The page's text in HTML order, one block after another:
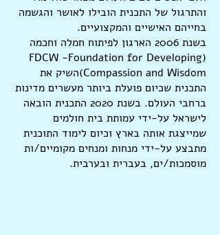
והתרגול של התכנית הובילו לאושר והגשמה
בחייהם האישיים והמקצועיים.
בשנת 2006 הארגון לפיתוח חמלה וחכמה
(FDCW -Foundation for Developing
Compassion and Wisdom)השיק את
התכנית שכיום פועלת ביותר מעשרים מדינות
ברחבי העולם. בשנת 2020 התכנית הובאה
לישראל על-ידי עמותת בית חולמים
שמייצגת אותה בארץ וכיום לימוד התוכנית
מתבצע על-ידי מנחות ומנחים מקומיים/ות
מוסמכות/ים, בעברית ובערבית.